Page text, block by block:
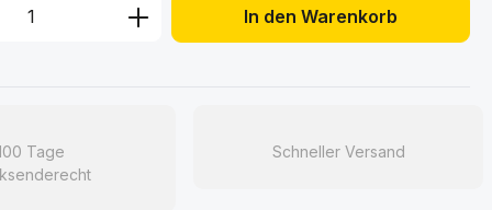
Anzahl: Gib den gewünschten Wert
In den Warenkorb
Tage
Schneller Versand